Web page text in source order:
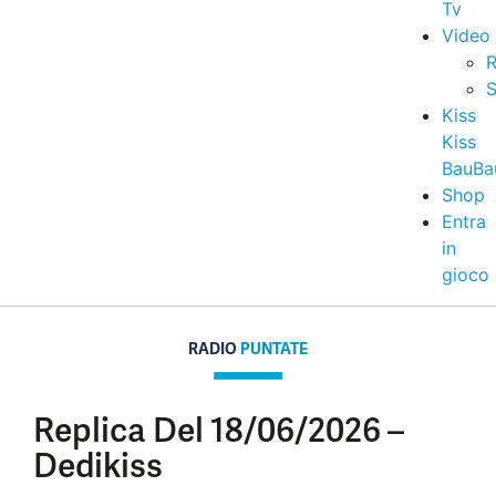
Tv
Video
Kiss
Kiss
Shop
Entra
in
gioco
RADIO PUNTATE
Replica Del 18/06/2026 –
Dedikiss